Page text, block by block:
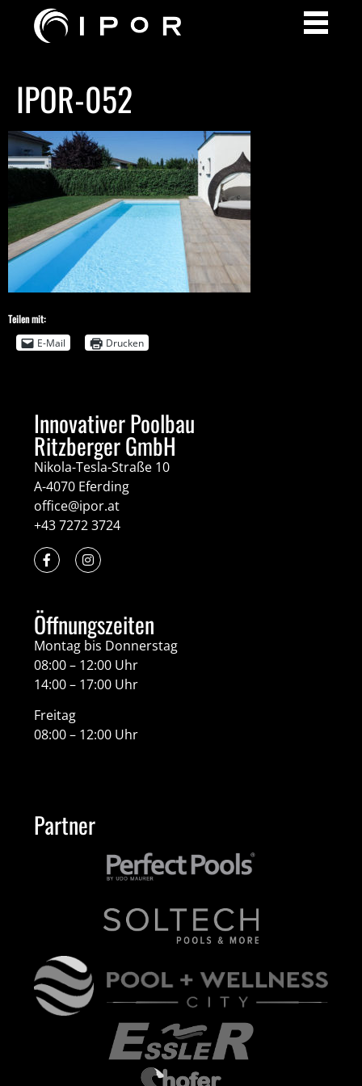
IPOR-052
Teilen mit:
E-Mail
Drucken
Innovativer Poolbau
Ritzberger GmbH
Nikola-Tesla-Straße 10
A-4070 Eferding
office@ipor.at
+43 7272 3724
Öffnungszeiten
Montag bis Donnerstag
08:00 – 12:00 Uhr
14:00 – 17:00 Uhr
Freitag
08:00 – 12:00 Uhr
Partner